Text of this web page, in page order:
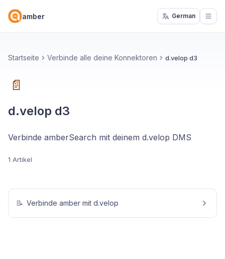
amber German
Startseite Verbinde alle deine Konnektoren d.velop d3
📄
d.velop d3
Verbinde amberSearch mit deinem d.velop DMS
1 Artikel
📝 Verbinde amber mit d.velop